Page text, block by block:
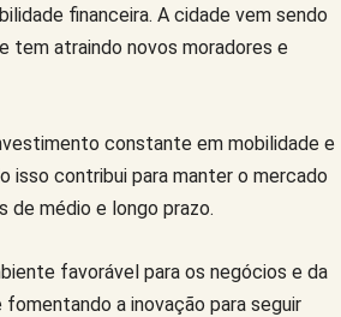
financeira. A cidade vem sendo
tem atraindo novos moradores e
constante em mobilidade e
isso contribui para manter o mercado
de médio e longo prazo.
favorável para os negócios e da
a inovação para seguir